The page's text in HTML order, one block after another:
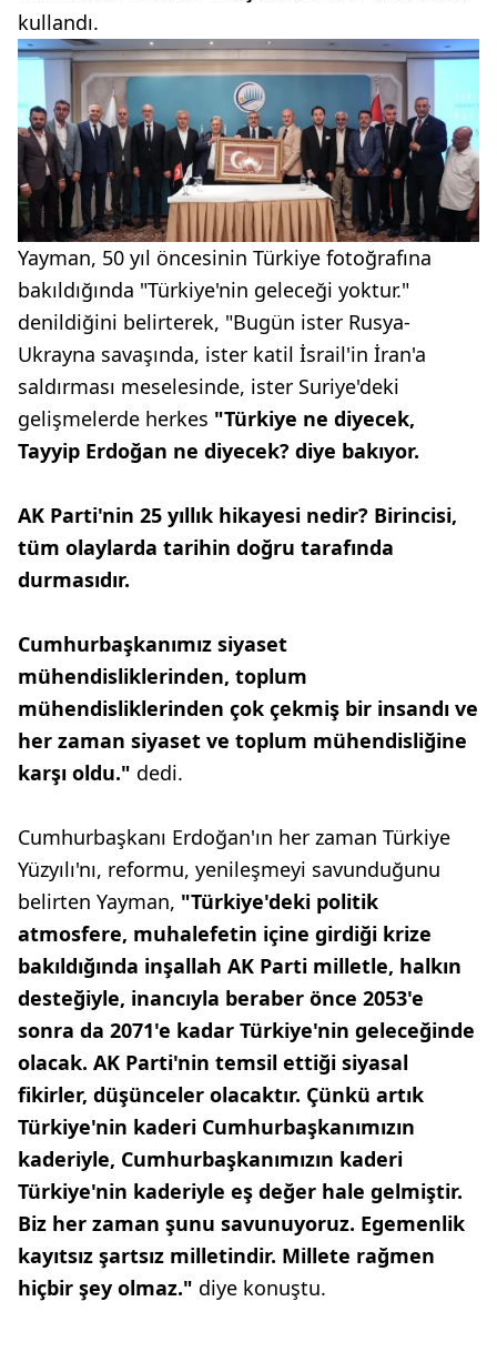
kullandı.
Yayman, 50 yıl öncesinin Türkiye fotoğrafına
bakıldığında "Türkiye'nin geleceği yoktur."
denildiğini belirterek, "Bugün ister Rusya-
Ukrayna savaşında, ister katil İsrail'in İran'a
saldırması meselesinde, ister Suriye'deki
gelişmelerde herkes "Türkiye ne diyecek,
Tayyip Erdoğan ne diyecek? diye bakıyor.
AK Parti'nin 25 yıllık hikayesi nedir? Birincisi,
tüm olaylarda tarihin doğru tarafında
durmasıdır.
Cumhurbaşkanımız siyaset
mühendisliklerinden, toplum
mühendisliklerinden çok çekmiş bir insandı ve
her zaman siyaset ve toplum mühendisliğine
karşı oldu." dedi.
Cumhurbaşkanı Erdoğan'ın her zaman Türkiye
Yüzyılı'nı, reformu, yenileşmeyi savunduğunu
belirten Yayman, "Türkiye'deki politik
atmosfere, muhalefetin içine girdiği krize
bakıldığında inşallah AK Parti milletle, halkın
desteğiyle, inancıyla beraber önce 2053'e
sonra da 2071'e kadar Türkiye'nin geleceğinde
olacak. AK Parti'nin temsil ettiği siyasal
fikirler, düşünceler olacaktır. Çünkü artık
Türkiye'nin kaderi Cumhurbaşkanımızın
kaderiyle, Cumhurbaşkanımızın kaderi
Türkiye'nin kaderiyle eş değer hale gelmiştir.
Biz her zaman şunu savunuyoruz. Egemenlik
kayıtsız şartsız milletindir. Millete rağmen
hiçbir şey olmaz." diye konuştu.